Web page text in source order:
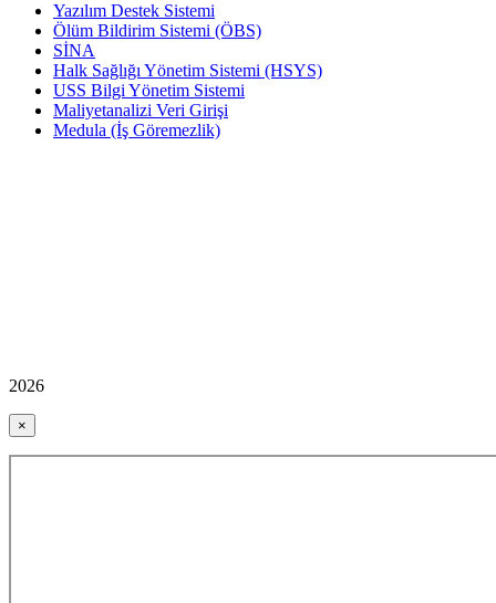
Yazılım Destek Sistemi
Ölüm Bildirim Sistemi (ÖBS)
SİNA
Halk Sağlığı Yönetim Sistemi (HSYS)
USS Bilgi Yönetim Sistemi
Maliyetanalizi Veri Girişi
Medula (İş Göremezlik)
2026
×